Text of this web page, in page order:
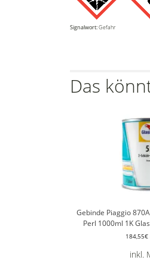
Signalwort:Gefahr
Das
Gebinde Piaggio
Perl 1000ml 1K
184,55€
inkl.